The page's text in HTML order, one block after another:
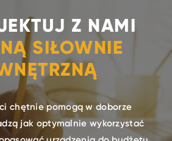
Z NAMI
SIŁOWNIE
chętnie pomogą w doborze
jak optymalnie wykorzystać